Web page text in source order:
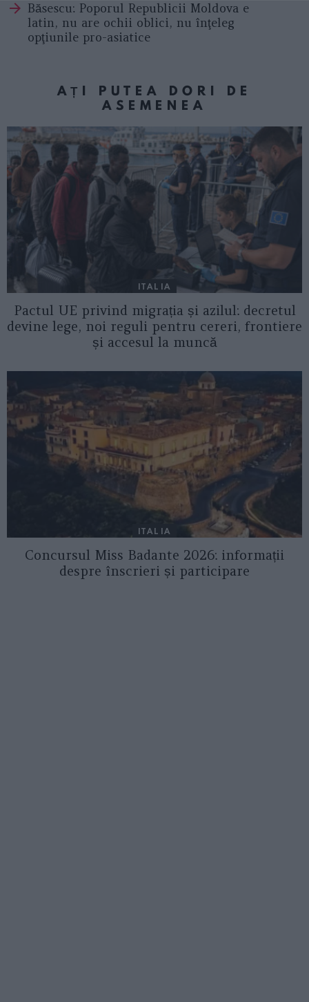
Băsescu: Poporul Republicii Moldova e
latin, nu are ochii oblici, nu înţeleg
opţiunile pro-asiatice
AȚI PUTEA DORI DE
ASEMENEA
ITALIA
Pactul UE privind migrația și azilul: decretul
devine lege, noi reguli pentru cereri, frontiere
și accesul la muncă
ITALIA
Concursul Miss Badante 2026: informații
despre înscrieri și participare